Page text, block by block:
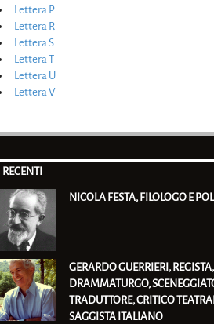
Lettera P
Lettera R
Lettera S
Lettera T
Lettera U
Lettera V
RECENTI
NICOLA FESTA, FILOLOGO E
GERARDO GUERRIERI, REGISTA,
DRAMMATURGO,
TRADUTTORE, CRITICO
SAGGISTA ITALIANO